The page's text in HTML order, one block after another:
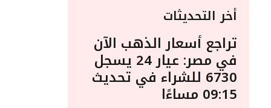
أخر التحديثات
تراجع أسعار الذهب الآن
في مصر: عيار 24 يسجل
6730 للشراء في تحديث
09:15 مساءًا